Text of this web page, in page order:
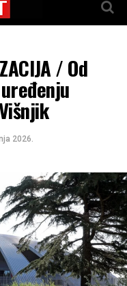
/ Od
2026.